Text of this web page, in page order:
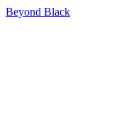
Beyond Black